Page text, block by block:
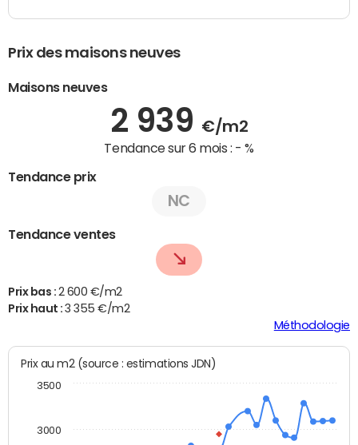
Prix des maisons neuves
Maisons neuves
2 939 €/m2
Tendance sur 6 mois : - %
Tendance prix
NC
Tendance ventes
Prix bas : 2 600 €/m2
Prix haut :3 355 €/m2
Méthodologie
Prix au m2 (source : estimations JDN)
3000
3500